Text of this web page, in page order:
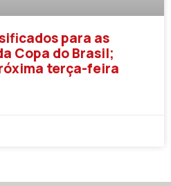
para as
Copa do Brasil;
terça-feira